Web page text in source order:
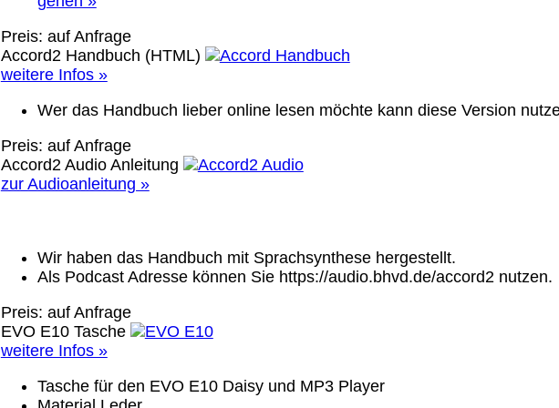
Preis: auf Anfrage
Accord2 Handbuch (HTML)
weitere Infos »
Wer das Handbuch lieber online lesen möchte kann diese Version
Preis: auf Anfrage
Accord2 Audio Anleitung
zur Audioanleitung »
Wir haben das Handbuch mit Sprachsynthese hergestellt.
Als Podcast Adresse können Sie https://audio.bhvd.de/accord2 nutzen.
Preis: auf Anfrage
EVO E10 Tasche
weitere Infos »
Tasche für den EVO E10 Daisy und MP3 Player